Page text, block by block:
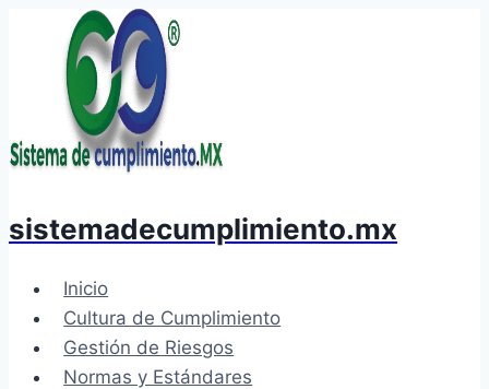
contenido
sistemadecumplimiento.mx
Inicio
Cultura de Cumplimiento
Gestión de Riesgos
Normas y Estándares